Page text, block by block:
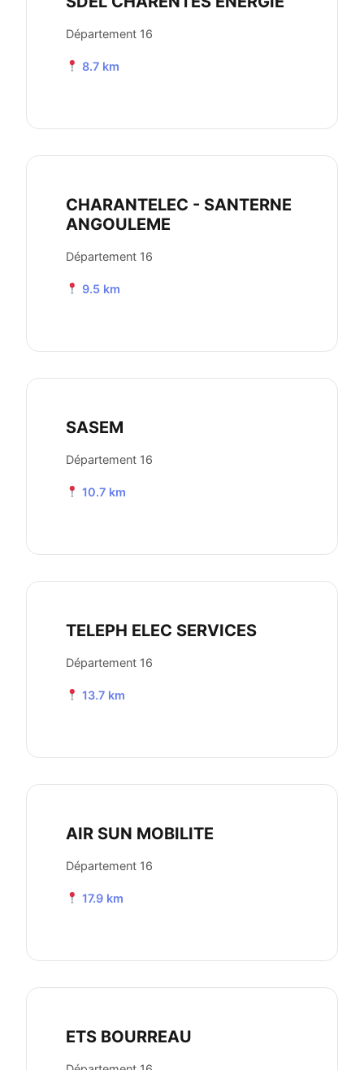
Département 16
8.7 km
CHARANTELEC - SANTERNE
ANGOULEME
Département 16
9.5 km
SASEM
Département 16
10.7 km
TELEPH ELEC SERVICES
Département 16
13.7 km
AIR SUN MOBILITE
Département 16
17.9 km
ETS BOURREAU